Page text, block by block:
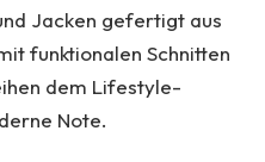
Jacken gefertigt aus
funktionalen Schnitten
dem Lifestyle-
Note.